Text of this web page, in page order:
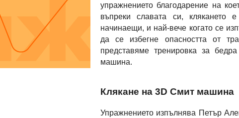
упражнението благодарение на
въпреки славата си, клякането
начинаещи, и най-вече когато се
да се избегне опасността от
представяме тренировка за
машина.
Клякане на 3D Смит машина
Упражнението изпълнява Петър